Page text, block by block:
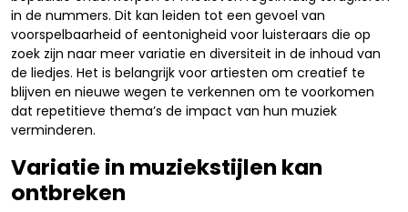
in de nummers. Dit kan leiden tot een gevoel van
voorspelbaarheid of eentonigheid voor luisteraars die op
zoek zijn naar meer variatie en diversiteit in de inhoud van
de liedjes. Het is belangrijk voor artiesten om creatief te
blijven en nieuwe wegen te verkennen om te voorkomen
dat repetitieve thema’s de impact van hun muziek
verminderen.
Variatie in muziekstijlen kan
ontbreken